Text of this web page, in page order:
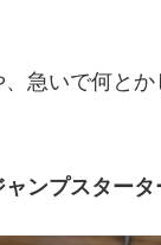
急いで何と
ンプスタータ